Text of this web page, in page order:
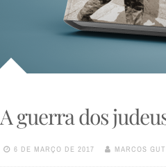
A guerra dos
6 DE MARÇO DE 2017 MARCOS